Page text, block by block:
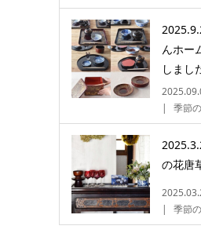
んホー
しまし
季節
の花唐
季節